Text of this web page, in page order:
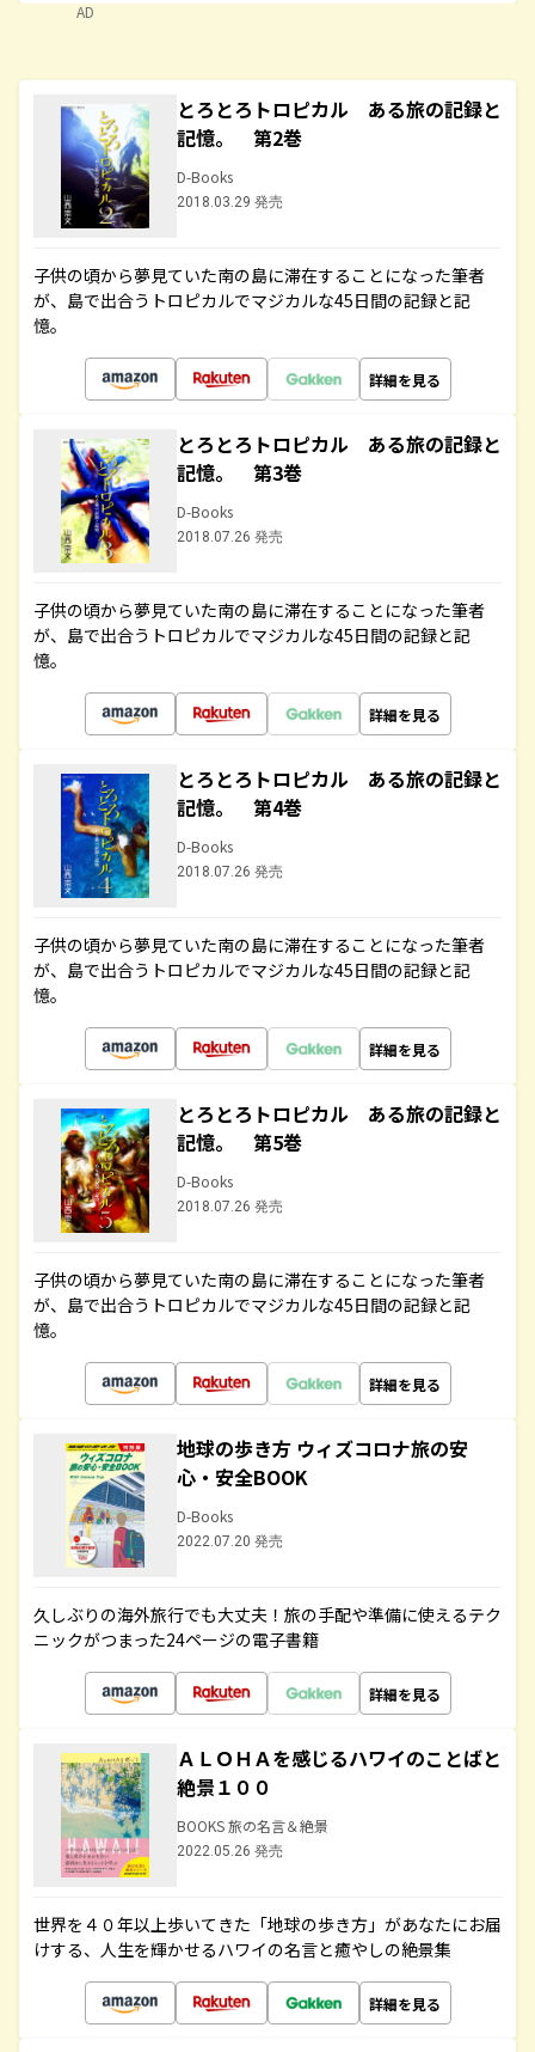
AD
とろとろトロピカル ある旅の記録と
記憶。 第2巻
D-Books
2018.03.29 発売
子供の頃から夢見ていた南の島に滞在することになった筆者
が、島で出合うトロピカルでマジカルな45日間の記録と記
憶。
詳細を見る
とろとろトロピカル ある旅の記録と
記憶。 第3巻
D-Books
2018.07.26 発売
子供の頃から夢見ていた南の島に滞在することになった筆者
が、島で出合うトロピカルでマジカルな45日間の記録と記
憶。
詳細を見る
とろとろトロピカル ある旅の記録と
記憶。 第4巻
D-Books
2018.07.26 発売
子供の頃から夢見ていた南の島に滞在することになった筆者
が、島で出合うトロピカルでマジカルな45日間の記録と記
憶。
詳細を見る
とろとろトロピカル ある旅の記録と
記憶。 第5巻
D-Books
2018.07.26 発売
子供の頃から夢見ていた南の島に滞在することになった筆者
が、島で出合うトロピカルでマジカルな45日間の記録と記
憶。
詳細を見る
地球の歩き方 ウィズコロナ旅の安
心・安全BOOK
D-Books
2022.07.20 発売
久しぶりの海外旅行でも大丈夫！旅の手配や準備に使えるテク
ニックがつまった24ページの電子書籍
詳細を見る
ＡＬＯＨＡを感じるハワイのことばと
絶景１００
BOOKS 旅の名言＆絶景
2022.05.26 発売
世界を４０年以上歩いてきた「地球の歩き方」があなたにお届
けする、人生を輝かせるハワイの名言と癒やしの絶景集
詳細を見る